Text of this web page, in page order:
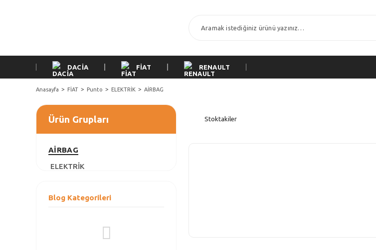
DACİA FİAT RENAULT
Anasayfa FİAT Punto ELEKTRİK AİRBAG
Ürün Grupları
AİRBAG
ELEKTRİK
Blog Kategorileri
Stoktakiler